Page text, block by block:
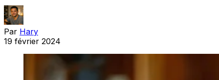
Par Hary
19 février 2024